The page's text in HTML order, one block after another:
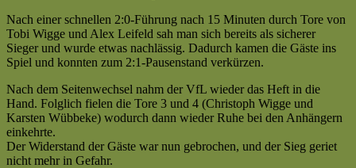
VfL
Lichtenau
:
SG
Weiberg
(4:1)
|
A
Nach einer schnellen 2:0-Führung nach 15 Minuten durch Tore von
Tobi Wigge und Alex Leifeld sah man sich bereits als sicherer
Sieger und wurde etwas nachlässig. Dadurch kamen die Gäste ins
Spiel und konnten zum 2:1-Pausenstand verkürzen.
Nach dem Seitenwechsel nahm der VfL wieder das Heft in die
Hand. Folglich fielen die Tore 3 und 4 (Christoph Wigge und
Karsten Wübbeke) wodurch dann wieder Ruhe bei den Anhängern
einkehrte.
Der Widerstand der Gäste war nun gebrochen, und der Sieg geriet
nicht mehr in Gefahr.